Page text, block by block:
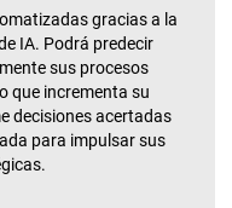
gracias a la
IA. Podrá predecir
sus procesos
que incrementa su
decisiones acertadas
para impulsar sus